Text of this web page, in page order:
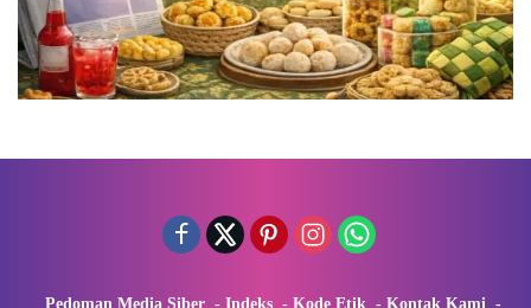
Pedoman Media Siber Indeks Kode Etik Kontak Kami